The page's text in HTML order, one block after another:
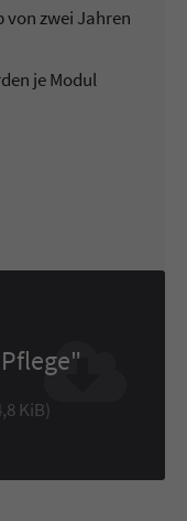
von zwei Jahren
je Modul
KiB)